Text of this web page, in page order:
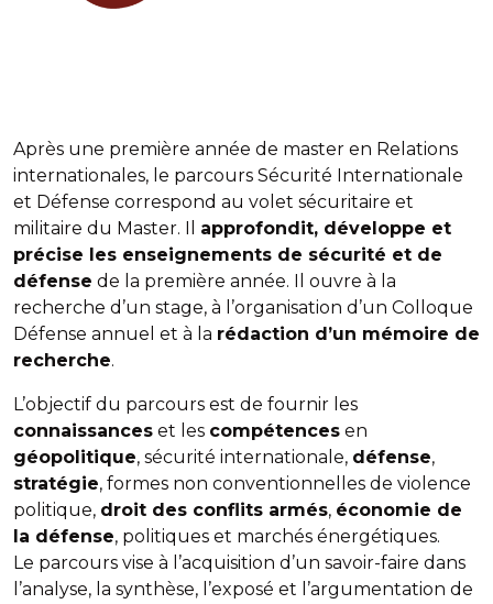
Après une première année de master en Relations
internationales, le parcours Sécurité Internationale
et Défense correspond au volet sécuritaire et
militaire du Master. Il approfondit, développe et
précise les enseignements de sécurité et de
défense de la première année. Il ouvre à la
recherche d’un stage, à l’organisation d’un Colloque
Défense annuel et à la rédaction d’un mémoire de
recherche.
L’objectif du parcours est de fournir les
connaissances et les compétences en
géopolitique, sécurité internationale, défense,
stratégie, formes non conventionnelles de violence
politique, droit des conflits armés, économie de
la défense, politiques et marchés énergétiques.
Le parcours vise à l’acquisition d’un savoir-faire dans
l’analyse, la synthèse, l’exposé et l’argumentation de